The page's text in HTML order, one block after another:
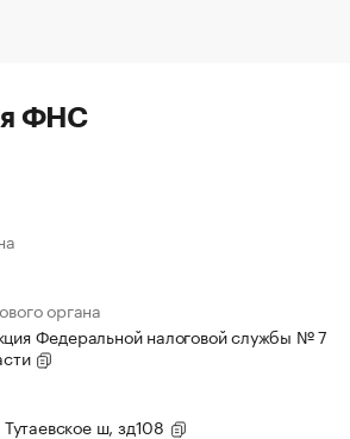
ФНС
органа
Федеральной налоговой службы № 7
ш, зд108